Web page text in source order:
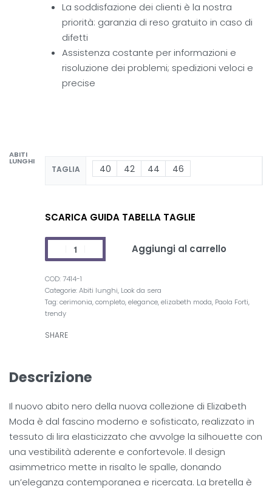
ABITI
LUNGHI
La soddisfazione dei clienti è la nostra
priorità: garanzia di reso gratuito in caso di
difetti
Assistenza costante per informazioni e
risoluzione dei problemi; spedizioni veloci e
precise
TAGLIA 40 42 44 46
SCARICA GUIDA TABELLA TAGLIE
Aggiungi al carrello
7414-1
Categorie:Abiti lunghi, Look da sera
Tag:cerimonia,completo,elegance,elizabeth moda, Paola Forti,
trendy
SHARE
Descrizione
Il nuovo abito nero della nuova collezione di Elizabeth
Moda è dal fascino moderno e sofisticato, realizzato in
tessuto di lira elasticizzato che avvolge la silhouette con
una vestibilità aderente e confortevole. Il design
asimmetrico mette in risalto le spalle, donando
un’eleganza contemporanea e ricercata. La bretella è